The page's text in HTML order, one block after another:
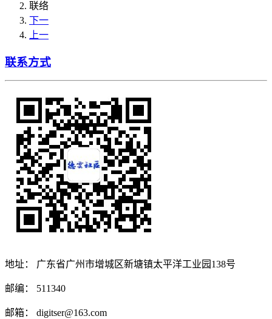
联络
下一
上一
联系方式
地址： 广东省广州市增城区新塘镇太平洋工业园138号
邮编： 511340
邮箱： digitser@163.com